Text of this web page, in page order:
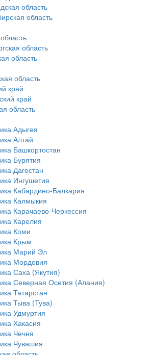
область
область
область
область
область
край
край
область
Адыгея
Алтай
Башкортостан
Бурятия
Дагестан
Ингушетия
Кабардино-Балкария
Калмыкия
Карачаево-Черкессия
Карелия
Коми
Крым
Марий Эл
Мордовия
Саха (Якутия)
Северная Осетия (Алания)
Татарстан
Тыва (Тува)
Удмуртия
Хакасия
Чечня
Чувашия